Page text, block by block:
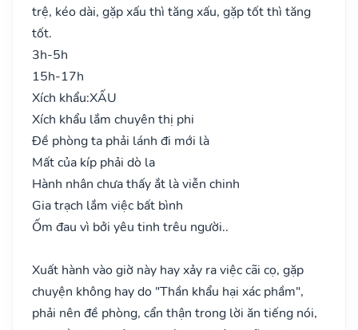
trệ, kéo dài, gặp xấu thì tăng xấu, gặp tốt thì tăng
tốt.
3h-5h
15h-17h
Xích khẩu:XẤU
Xích khẩu lắm chuyên thị phi
Đề phòng ta phải lánh đi mới là
Mất của kíp phải dò la
Hành nhân chưa thấy ắt là viễn chinh
Gia trạch lắm việc bất bình
Ốm đau vì bởi yêu tinh trêu người..
Xuất hành vào giờ này hay xảy ra việc cãi cọ, gặp
chuyện không hay do "Thần khẩu hại xác phầm",
phải nên đề phòng, cẩn thận trong lời ăn tiếng nói,